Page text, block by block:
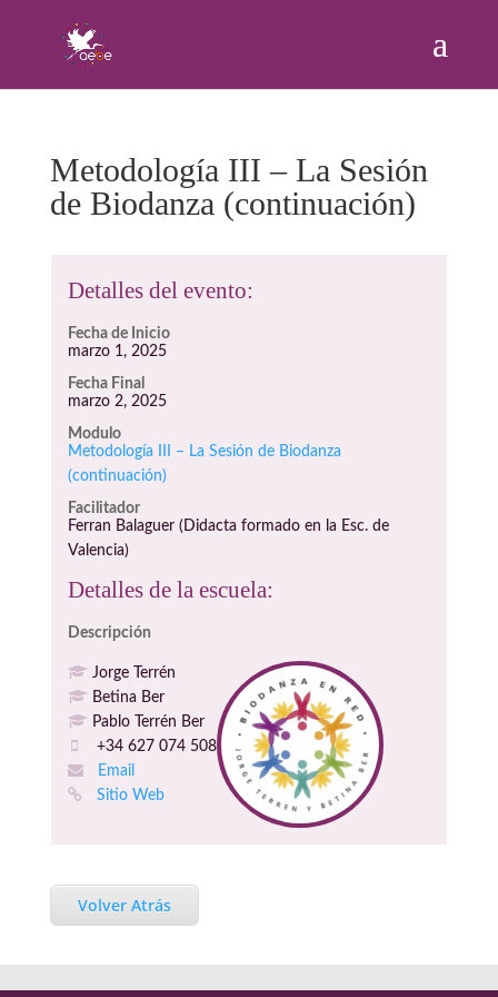
Metodología III – La Sesión
de Biodanza (continuación)
Detalles del evento:
Fecha de Inicio
marzo 1, 2025
Fecha Final
marzo 2, 2025
Modulo
Metodología III – La Sesión de Biodanza
(continuación)
Facilitador
Ferran Balaguer (Didacta formado en la Esc. de
Valencia)
Detalles de la escuela:
Descripción
Jorge Terrén
Betina Ber
Pablo Terrén Ber
+34 627 074 508
Email
Sitio Web
Volver Atrás